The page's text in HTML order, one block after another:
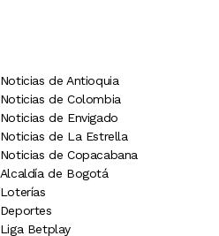
Noticias de Antioquia
Noticias de Colombia
Noticias de Envigado
Noticias de La Estrella
Noticias de Copacabana
Alcaldía de Bogotá
Loterías
Deportes
Liga Betplay